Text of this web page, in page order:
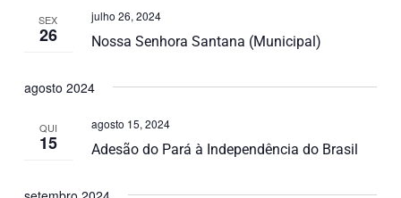
SEX
26 Nossa Senhora Santana (Municipal)
julho 26, 2024
agosto 2024
QUI
15 Adesão do Pará à Independência do Brasil
agosto 15, 2024